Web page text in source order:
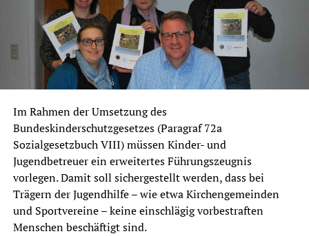
Im Rahmen der Umsetzung des
Bundeskinderschutzgesetzes (Paragraf 72a
Sozialgesetzbuch VIII) müssen Kinder- und
Jugendbetreuer ein erweitertes Führungszeugnis
vorlegen. Damit soll sichergestellt werden, dass bei
Trägern der Jugendhilfe – wie etwa Kirchengemeinden
und Sportvereine – keine einschlägig vorbestraften
Menschen beschäftigt sind.